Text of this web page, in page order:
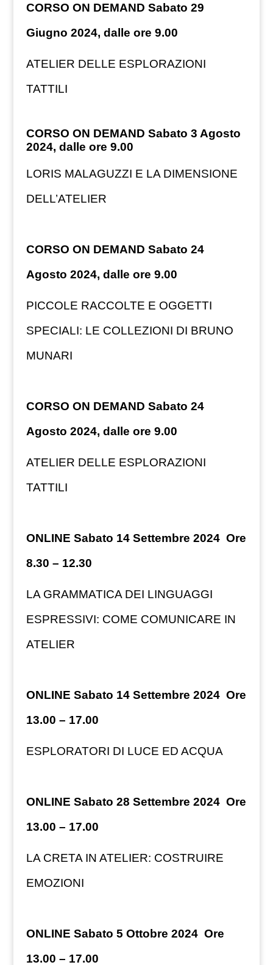
CORSO ON DEMAND Sabato 29
Giugno 2024, dalle ore 9.00
ATELIER DELLE ESPLORAZIONI
TATTILI
CORSO ON DEMAND Sabato 3 Agosto
2024, dalle ore 9.00
LORIS MALAGUZZI E LA DIMENSIONE
DELL’ATELIER
CORSO ON DEMAND Sabato 24
Agosto 2024, dalle ore 9.00
PICCOLE RACCOLTE E OGGETTI
SPECIALI: LE COLLEZIONI DI BRUNO
MUNARI
CORSO ON DEMAND Sabato 24
Agosto 2024, dalle ore 9.00
ATELIER DELLE ESPLORAZIONI
TATTILI
ONLINE Sabato 14 Settembre 2024 Ore
8.30 – 12.30
LA GRAMMATICA DEI LINGUAGGI
ESPRESSIVI: COME COMUNICARE IN
ATELIER
ONLINE Sabato 14 Settembre 2024 Ore
13.00 – 17.00
ESPLORATORI DI LUCE ED ACQUA
ONLINE Sabato 28 Settembre 2024 Ore
13.00 – 17.00
LA CRETA IN ATELIER: COSTRUIRE
EMOZIONI
ONLINE Sabato 5 Ottobre 2024 Ore
13.00 – 17.00